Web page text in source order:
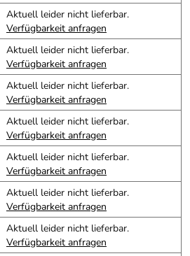
Aktuell leider nicht lieferbar.
Verfügbarkeit anfragen
Aktuell leider nicht lieferbar.
Verfügbarkeit anfragen
Aktuell leider nicht lieferbar.
Verfügbarkeit anfragen
Aktuell leider nicht lieferbar.
Verfügbarkeit anfragen
Aktuell leider nicht lieferbar.
Verfügbarkeit anfragen
Aktuell leider nicht lieferbar.
Verfügbarkeit anfragen
Aktuell leider nicht lieferbar.
Verfügbarkeit anfragen